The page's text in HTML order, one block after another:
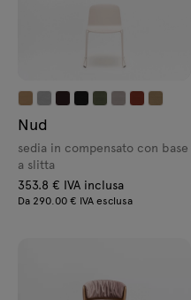
Nud
sedia in compensato con base
a slitta
353.8 € IVA inclusa
Da 290.00 € IVA esclusa